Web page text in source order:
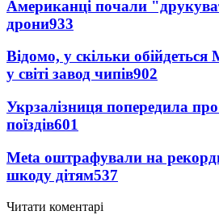
Американці почали
дрони933
Відомо, у скільки
у світі завод чипів902
Укрзалізниця попередила про
поїздів601
Meta оштрафували на
шкоду дітям537
Читати коментарі